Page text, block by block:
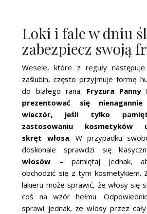
Loki i fale w dniu
zabezpiecz swoją
Wesele, które z reguły
zaślubin, często przyjmuje formę
do białego rana. Fryzura Panny
prezentować się
wieczór, jeśli tylko
zastosowaniu kosmetyków
skręt włosa. W przypadku
doskonale sprawdzi się
włosów – pamiętaj jednak,
obchodzić się z tym kosmetykiem.
lakieru może sprawić, że włosy się
coś na wzór hełmu.
sprawi jednak, że włosy przez